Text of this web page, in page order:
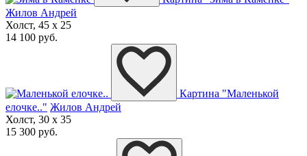
Жилов Андрей
Холст, 45 x 25
14 100 руб.
Картина "Маленькой
елочке.." Жилов Андрей
Холст, 30 x 35
15 300 руб.